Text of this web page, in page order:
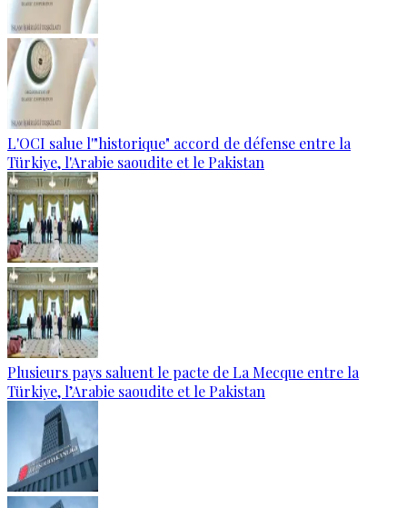
L'OCI salue l'"historique" accord de défense entre la
Türkiye, l'Arabie saoudite et le Pakistan
Plusieurs pays saluent le pacte de La Mecque entre la
Türkiye, l’Arabie saoudite et le Pakistan